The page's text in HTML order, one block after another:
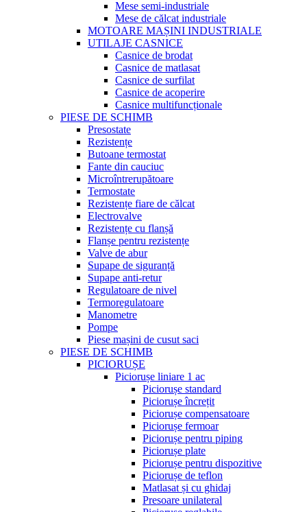
Mese semi-industriale
Mese de călcat industriale
MOTOARE MAȘINI INDUSTRIALE
UTILAJE CASNICE
Casnice de brodat
Casnice de matlasat
Casnice de surfilat
Casnice de acoperire
Casnice multifuncționale
PIESE DE SCHIMB
Presostate
Rezistențe
Butoane termostat
Fante din cauciuc
Microîntrerupătoare
Termostate
Rezistențe fiare de călcat
Electrovalve
Rezistențe cu flanșă
Flanșe pentru rezistențe
Valve de abur
Supape de siguranță
Supape anti-retur
Regulatoare de nivel
Termoregulatoare
Manometre
Pompe
Piese mașini de cusut saci
PIESE DE SCHIMB
PICIORUȘE
Piciorușe liniare 1 ac
Piciorușe standard
Piciorușe încrețit
Piciorușe compensatoare
Piciorușe fermoar
Piciorușe pentru piping
Piciorușe plate
Piciorușe pentru dispozitive
Piciorușe de teflon
Matlasat și cu ghidaj
Presoare unilateral